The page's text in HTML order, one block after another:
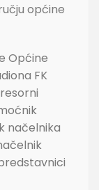
općine
Općine
FK
načelnika